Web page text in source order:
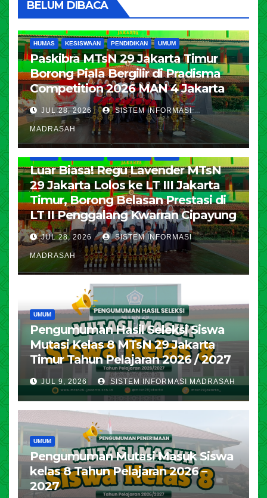
BELUM DIBACA
HUMAS KESISWAAN PENDIDIKAN UMUM
Paskibra MTsN 29 Jakarta Timur
Borong Piala Bergilir di Pradisma
Competition 2026 MAN 4 Jakarta
JUL 28, 2026 SISTEM INFORMASI
MADRASAH
Luar Biasa! Regu Lavender MTsN
29 Jakarta Lolos ke LT III Jakarta
Timur, Borong Belasan Prestasi di
LT II Penggalang Kwarran Cipayung
JUL 28, 2026 SISTEM INFORMASI
MADRASAH
UMUM
Pengumuman Hasil Seleksi Siswa
Mutasi Kelas 8 MTsN 29 Jakarta
Timur Tahun Pelajaran 2026 / 2027
JUL 9, 2026 SISTEM INFORMASI MADRASAH
UMUM
Pengumuman Mutasi Masuk Siswa
kelas 8 Tahun Pelajaran 2026 –
2027